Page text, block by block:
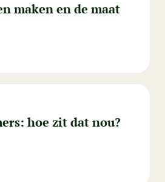
maken en de maat
hoe zit dat nou?